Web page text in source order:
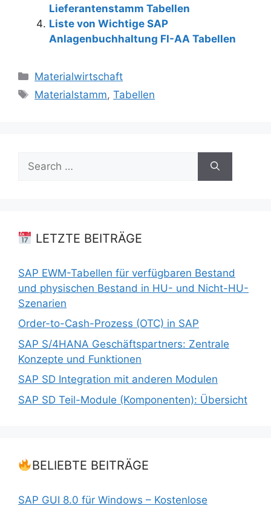
Lieferantenstamm Tabellen
Liste von Wichtige SAP
Anlagenbuchhaltung FI-AA Tabellen
Categories
Materialwirtschaft
Tags
Materialstamm,Tabellen
for:
LETZTE BEITRÄGE
SAP EWM-Tabellen für verfügbaren Bestand
und physischen Bestand in HU- und Nicht-HU-
Szenarien
Order-to-Cash-Prozess (OTC) in SAP
SAP S/4HANA Geschäftspartners: Zentrale
Konzepte und Funktionen
SAP SD Integration mit anderen Modulen
SAP SD Teil-Module (Komponenten): Übersicht
BELIEBTE BEITRÄGE
SAP GUI 8.0 für Windows – Kostenlose